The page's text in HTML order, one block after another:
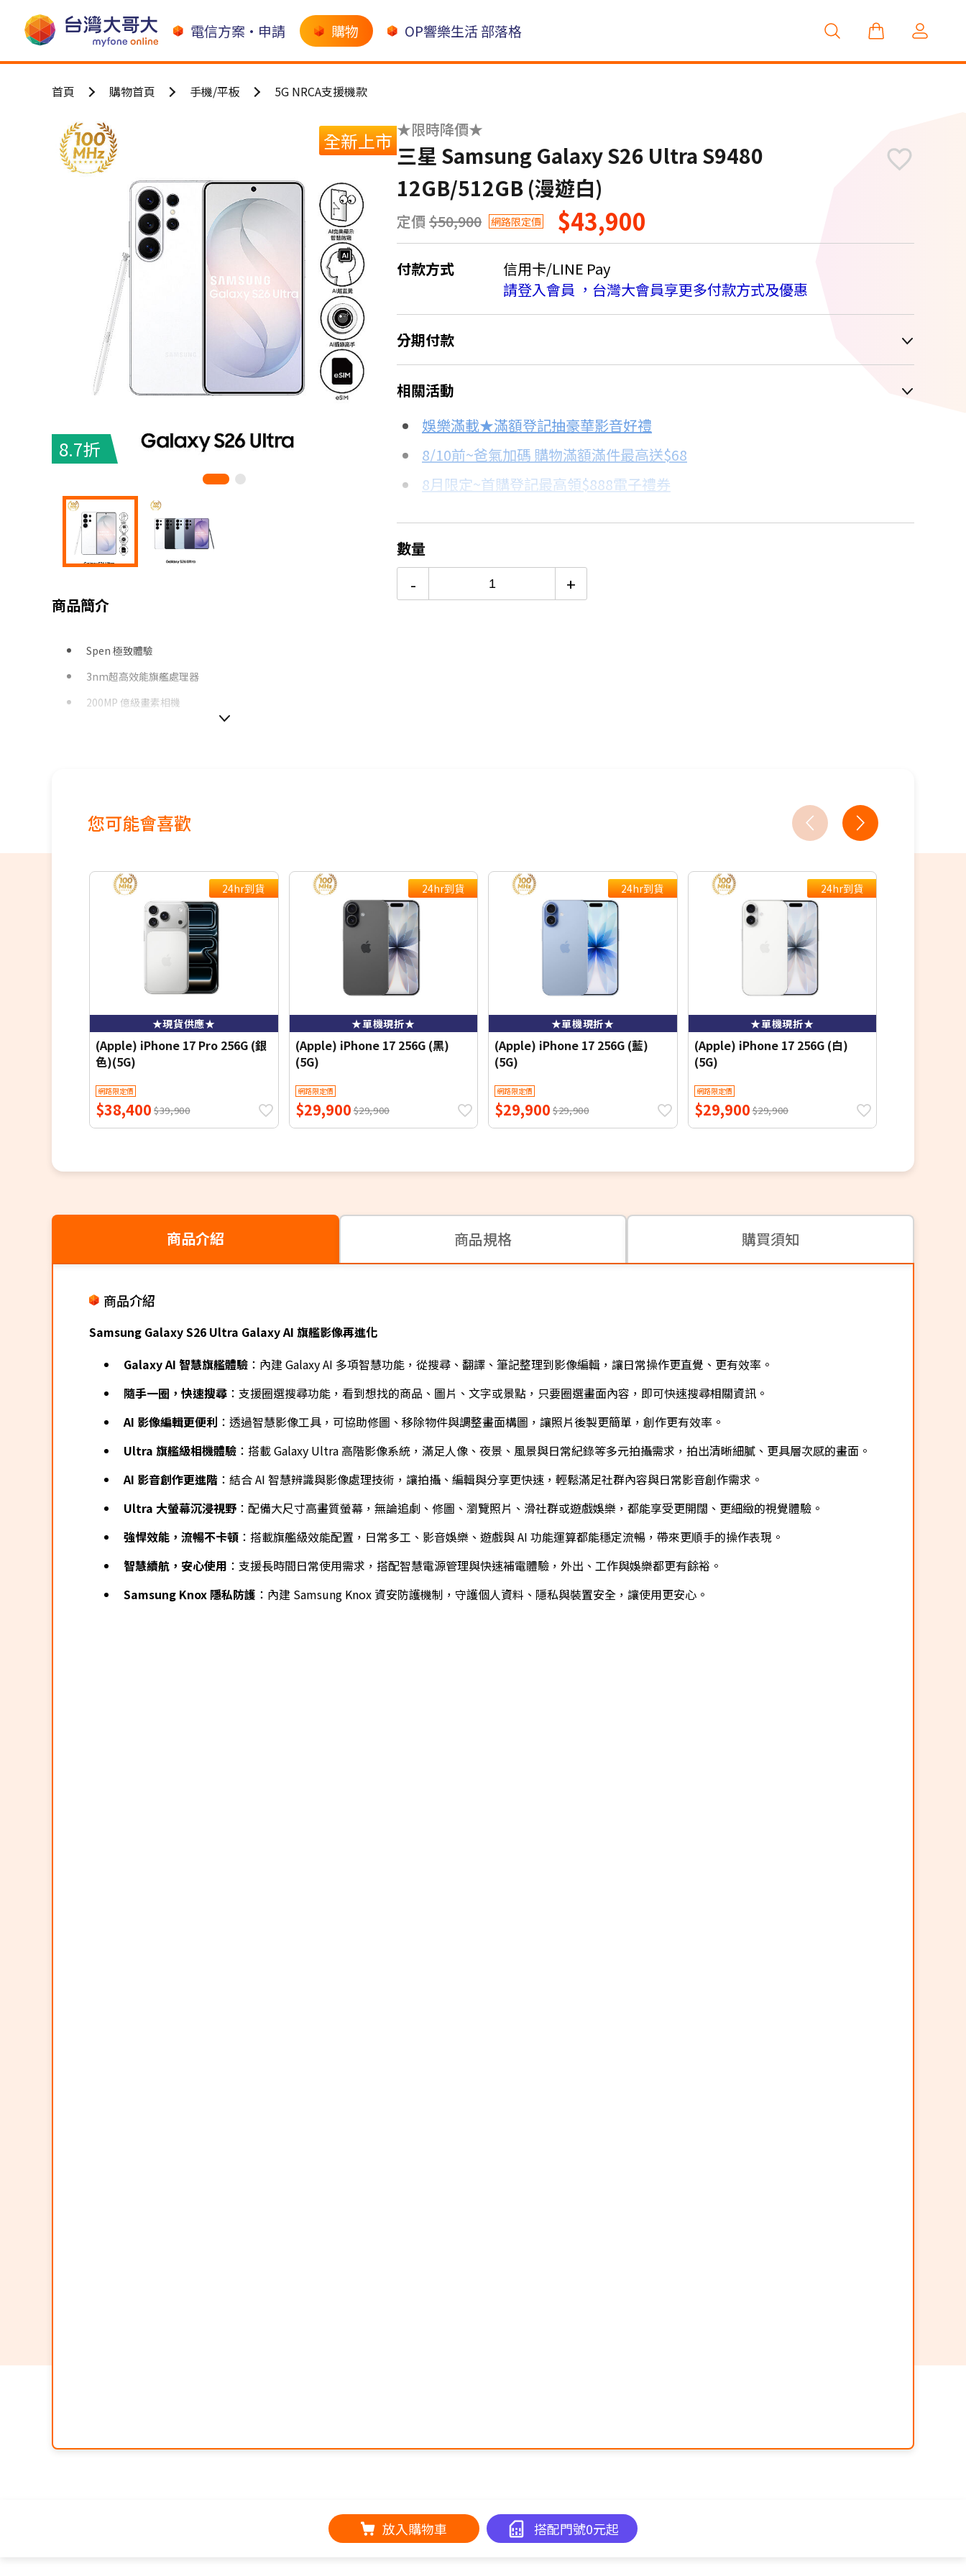
電信方案•申請 購物 OP響樂生活 部落格
首頁 購物首頁 手機/平板 5G NRCA支援機款
全新上市
8.7折 8.7折
商品簡介
Spen 極致體驗
3nm超高效能旗艦處理器
200MP 億級畫素相機
支援100MHz全台最大5G黃金頻寬，釋放滿分5G體驗
★限時降價★
三星 Samsung Galaxy S26 Ultra S9480
12GB/512GB (漫遊白)
定價 $50,900 網路限定價 $43,900
付款方式
信用卡/LINE Pay
請登入會員 ，台灣大會員享更多付款方式及優惠
分期付款
＊實際可分期數、適用利率，請以購物車顯示為主
信用卡分期
分期數
3期
每期金額
$15,657
$3,914
配合銀行/業者
18家銀行/業者
相關活動
娛樂滿載★滿額登記抽豪華影音好禮
8/10前~爸氣加碼 購物滿額滿件最高送$68
8月限定~首購登記最高領$888電子禮券
8/15前~指定購物滿額最高回饋25%
★舊機回收★限量加碼10%回饋
更多信用卡分期0利率滿額享回饋
數量
- +
您可能會喜歡
24hr到貨
★現貨供應★
(Apple) iPhone 17 Pro 256G (銀
色)(5G)
網路限定價
$38,400 $39,900
24hr到貨
★單機現折★
(Apple) iPhone 17 256G (黑)
(5G)
網路限定價
$29,900$29,900
24hr到貨
★單機現折★
(Apple) iPhone 17 256G (藍)
(5G)
網路限定價
$29,900 $29,900
24hr到貨
★單機現折★
(Apple) iPhone 17 256G (白)
(5G)
網路限定價
$29,900$29,900
商品介紹 商品規格 購買須知
商品介紹
Samsung Galaxy S26 Ultra Galaxy AI 旗艦影像再進化
Galaxy AI 智慧旗艦體驗 ：內建 Galaxy AI 多項智慧功能，從搜尋、翻譯、筆記整理到影像編輯，讓日常操作更直覺、更有效率。
隨手一圈，快速搜尋 ：支援圈選搜尋功能，看到想找的商品、圖片、文字或景點，只要圈選畫面內容，即可快速搜尋相關資訊。
AI 影像編輯更便利 ：透過智慧影像工具，可協助修圖、移除物件與調整畫面構圖，讓照片後製更簡單，創作更有效率。
Ultra 旗艦級相機體驗 ：搭載 Galaxy Ultra 高階影像系統，滿足人像、夜景、風景與日常紀錄等多元拍攝需求，拍出清晰細膩、更具層次感的畫面。
AI 影音創作更進階 ：結合 AI 智慧辨識與影像處理技術，讓拍攝、編輯與分享更快速，輕鬆滿足社群內容與日常影音創作需求。
Ultra 大螢幕沉浸視野 ：配備大尺寸高畫質螢幕，無論追劇、修圖、瀏覽照片、滑社群或遊戲娛樂，都能享受更開闊、更細緻的視覺體驗。
強悍效能，流暢不卡頓 ：搭載旗艦級效能配置，日常多工、影音娛樂、遊戲與 AI 功能運算都能穩定流暢，帶來更順手的操作表現。
智慧續航，安心使用 ：支援長時間日常使用需求，搭配智慧電源管理與快速補電體驗，外出、工作與娛樂都更有餘裕。
Samsung Knox 隱私防護 ：內建 Samsung Knox 資安防護機制，守護個人資料、隱私與裝置安全，讓使用更安心。
放入購物車 搭配門號0元起